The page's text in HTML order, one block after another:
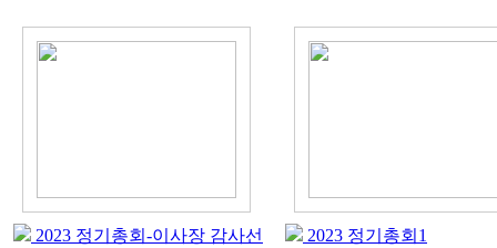
2023 정기총회-이사장 감사선
2023 정기총회1